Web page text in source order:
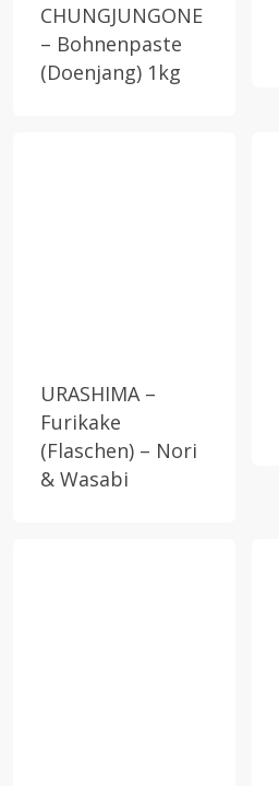
CHUNGJUNGONE
– Bohnenpaste
(Doenjang) 1kg
URASHIMA –
Furikake
(Flaschen) – Nori
& Wasabi